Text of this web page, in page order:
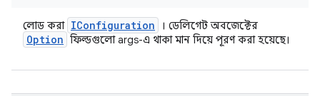
লোড করা IConfiguration । ডেলিগেট অবজেক্টের
Option ফিল্ডগুলো args-এ থাকা মান দিয়ে পূরণ করা হয়েছে।